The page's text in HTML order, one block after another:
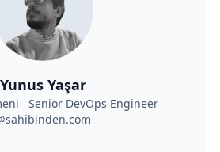
Yunus Yaşar
Senior DevOps Engineer